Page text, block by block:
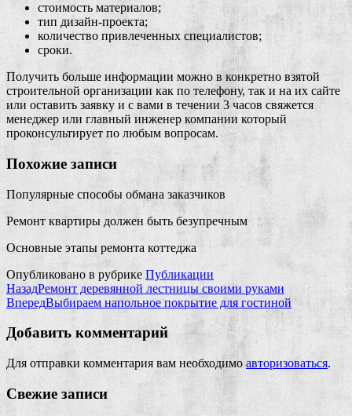
стоимость материалов;
тип дизайн-проекта;
количество привлеченных специалистов;
сроки.
Получить больше информации можно в конкретно взятой
строительной организации как по телефону, так и на их сайте
или оставить заявку и с вами в течении 3 часов свяжется
менеджер или главный инженер компании который
проконсультирует по любым вопросам.
Похожие записи
Популярные способы обмана заказчиков
Ремонт квартиры должен быть безупречным
Основные этапы ремонта коттеджа
Опубликовано в рубрике Публикации
НазадРемонт деревянной лестницы своими руками
ВпередВыбираем напольное покрытие для гостиной
Добавить комментарий
Для отправки комментария вам необходимоавторизоваться.
Свежие записи